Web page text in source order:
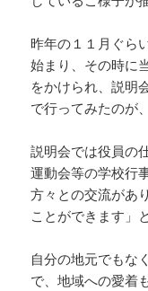
昨年の１１月ぐら
始まり、その時に
をかけられ、説明
で行ってみたのが
説明会では役員の
運動会等の学校行
方々との交流があ
ことができます」
自分の地元でもな
で、地域への愛着